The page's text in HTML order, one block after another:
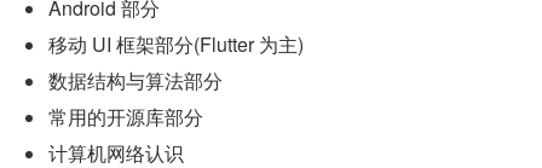
Android 部分
移动 UI 框架部分(Flutter 为主)
数据结构与算法部分
常用的开源库部分
计算机网络认识